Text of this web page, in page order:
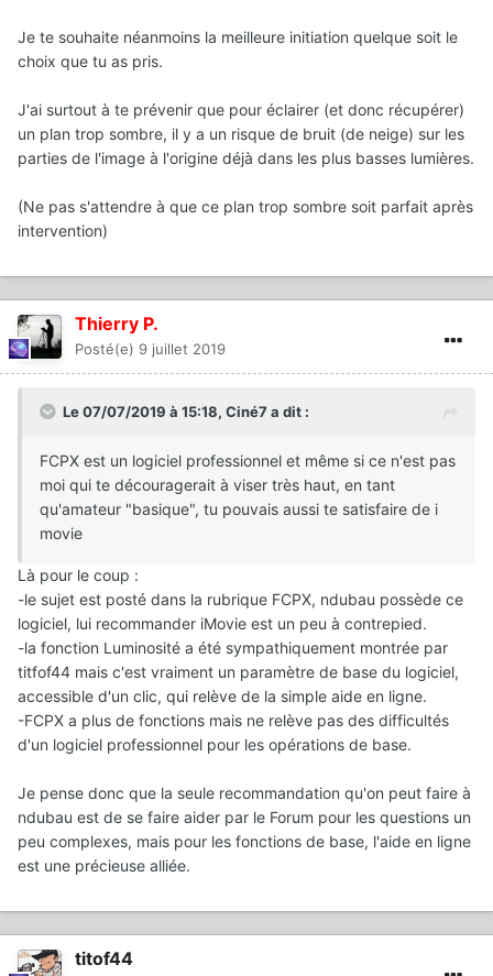
Je te souhaite néanmoins la meilleure initiation quelque soit le
choix que tu as pris.
J'ai surtout à te prévenir que pour éclairer (et donc récupérer)
un plan trop sombre, il y a un risque de bruit (de neige) sur les
parties de l'image à l'origine déjà dans les plus basses lumières.
(Ne pas s'attendre à que ce plan trop sombre soit parfait après
intervention)
Thierry P.
Posté(e) 9 juillet 2019
Le 07/07/2019 à 15:18, Ciné7 a dit :
FCPX est un logiciel professionnel et même si ce n'est pas
moi qui te découragerait à viser très haut, en tant
qu'amateur "basique", tu pouvais aussi te satisfaire de i
movie
Là pour le coup :
-le sujet est posté dans la rubrique FCPX, ndubau possède ce
logiciel, lui recommander iMovie est un peu à contrepied.
-la fonction Luminosité a été sympathiquement montrée par
titfof44 mais c'est vraiment un paramètre de base du logiciel,
accessible d'un clic, qui relève de la simple aide en ligne.
-FCPX a plus de fonctions mais ne relève pas des difficultés
d'un logiciel professionnel pour les opérations de base.
Je pense donc que la seule recommandation qu'on peut faire à
ndubau est de se faire aider par le Forum pour les questions un
peu complexes, mais pour les fonctions de base, l'aide en ligne
est une précieuse alliée.
titof44